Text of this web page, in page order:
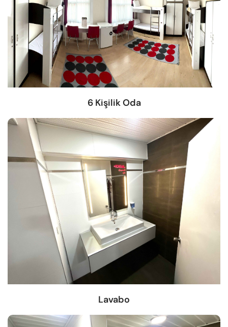
6 Kişilik Oda
Lavabo